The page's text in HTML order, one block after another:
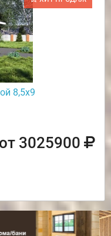
8,5х9
от 3025900